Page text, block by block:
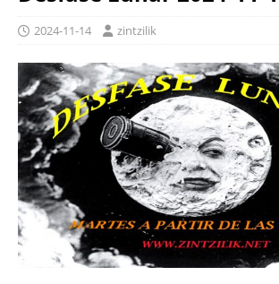
2024-11-14 zintzilik